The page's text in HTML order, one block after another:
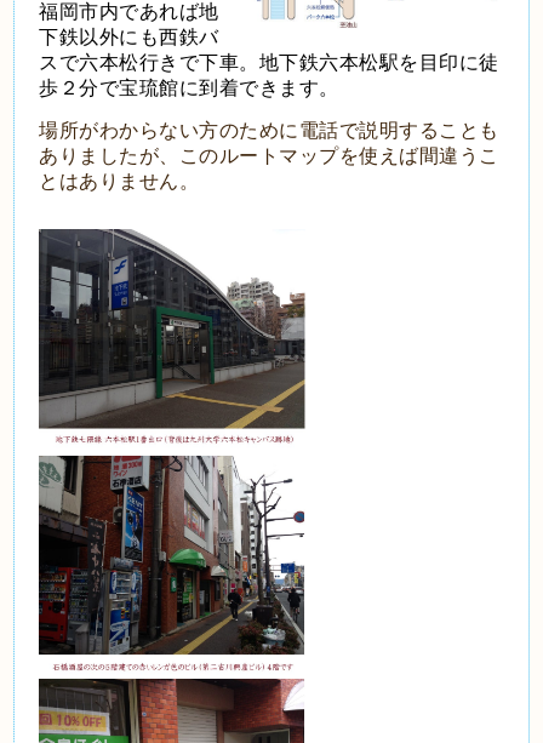
福岡市内であれば地
下鉄以外にも西鉄バ
スで六本松行きで下車。地下鉄六本松駅を目印に徒
歩２分で宝琉館に到着できます。
場所がわからない方のために電話で説明することも
ありましたが、このルートマップを使えば間違うこ
とはありません。